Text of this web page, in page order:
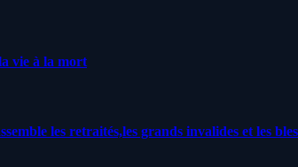
vie à la mort
les retraités,les grands invalides et les